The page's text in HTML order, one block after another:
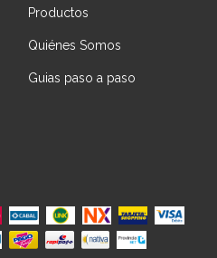
Productos
Quiénes Somos
Guias paso a paso